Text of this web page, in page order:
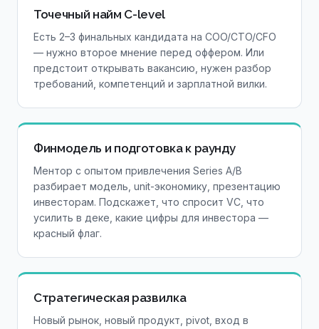
Точечный найм C-level
Есть 2–3 финальных кандидата на COO/CTO/CFO
— нужно второе мнение перед оффером. Или
предстоит открывать вакансию, нужен разбор
требований, компетенций и зарплатной вилки.
Финмодель и подготовка к раунду
Ментор с опытом привлечения Series A/B
разбирает модель, unit-экономику, презентацию
инвесторам. Подскажет, что спросит VC, что
усилить в деке, какие цифры для инвестора —
красный флаг.
Стратегическая развилка
Новый рынок, новый продукт, pivot, вход в